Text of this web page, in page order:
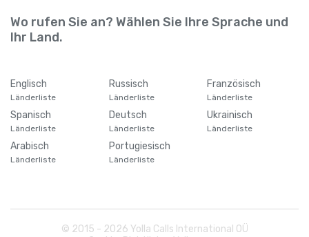
Wo rufen Sie an? Wählen Sie Ihre Sprache und
Ihr Land.
Englisch
Länderliste
Russisch
Länderliste
Französisch
Länderliste
Spanisch
Länderliste
Deutsch
Länderliste
Ukrainisch
Länderliste
Arabisch
Länderliste
Portugiesisch
Länderliste
© 2015 - 2026 Yolla Calls International OÜ